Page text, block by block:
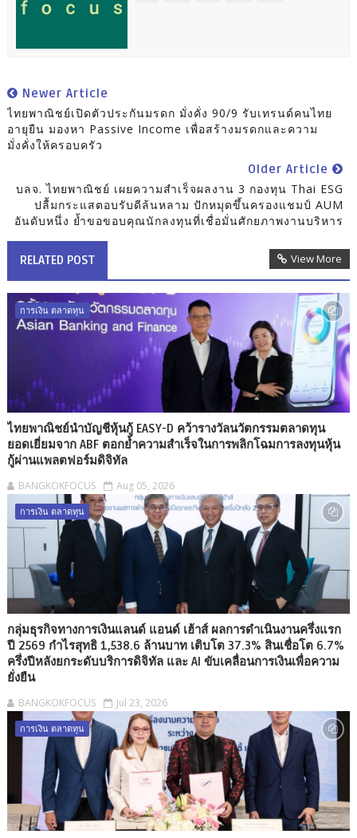
Newer Article
ไทยพาณิชย์เปิดตัวประกันมรดก มั่งคั่ง 90/9 รับเทรนด์คนไทย
อายุยืน มองหา Passive Income เพื่อสร้างมรดกและความ
มั่งคั่งให้ครอบครัว
Older Article
บลจ. ไทยพาณิชย์ เผยความสำเร็จผลงาน 3 กองทุน Thai ESG
ปลื้มกระแสตอบรับดีล้นหลาม ปักหมุดขึ้นครองแชมป์ AUM
อันดับหนึ่ง ย้ำขอขอบคุณนักลงทุนที่เชื่อมั่นศักยภาพงานบริหาร
RELATED POST View More
การเงิน ตลาดทุน
ไทยพาณิชย์นำบัญชีหุ้นกู้ EASY-D คว้ารางวัลนวัตกรรมตลาดทุน
ยอดเยี่ยมจาก ABF ตอกย้ำความสำเร็จในการพลิกโฉมการลงทุนหุ้น
กู้ผ่านแพลตฟอร์มดิจิทัล
BANGKOKFOCUS Aug 05, 2026
การเงิน ตลาดทุน
กลุ่มธุรกิจทางการเงินแลนด์ แอนด์ เฮ้าส์ ผลการดำเนินงานครึ่งแรก
ปี 2569 กำไรสุทธิ 1,538.6 ล้านบาท เติบโต 37.3% สินเชื่อโต 6.7%
ครึ่งปีหลังยกระดับบริการดิจิทัล และ AI ขับเคลื่อนการเงินเพื่อความ
ยั่งยืน
BANGKOKFOCUS Jul 23, 2026
การเงิน ตลาดทุน